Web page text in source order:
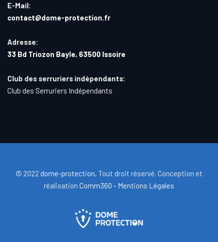
E-Mail:
contact@dome-protection.fr
Adresse:
33 Bd Triozon Bayle, 63500 Issoire
Club des serruriers indépendants:
Club des Serruriers Indépendants
© 2022 dome-protection, Tout droit réservé. Conception et
réalisation Comm360 - Mentions Légales